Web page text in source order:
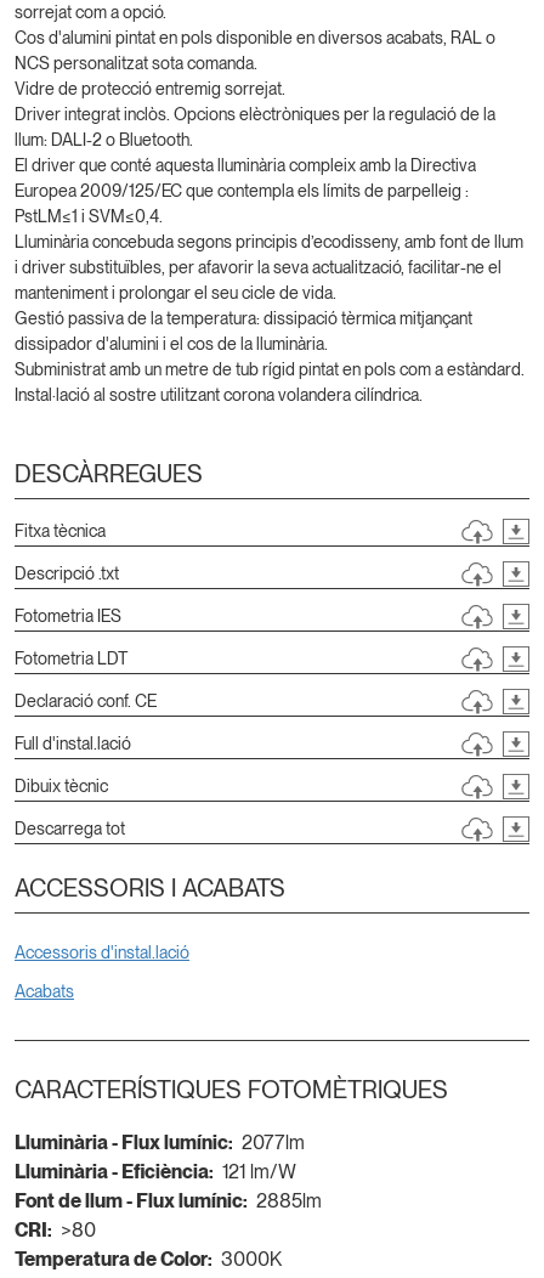
sorrejat com a opció.
Cos d'alumini pintat en pols disponible en diversos acabats, RAL o
NCS personalitzat sota comanda.
Vidre de protecció entremig sorrejat.
Driver integrat inclòs. Opcions elèctròniques per la regulació de la
llum: DALI-2 o Bluetooth.
El driver que conté aquesta lluminària compleix amb la Directiva
Europea 2009/125/EC que contempla els límits de parpelleig :
PstLM≤1 i SVM≤0,4.
Lluminària concebuda segons principis d’ecodisseny, amb font de llum
i driver substituïbles, per afavorir la seva actualització, facilitar-ne el
manteniment i prolongar el seu cicle de vida.
Gestió passiva de la temperatura: dissipació tèrmica mitjançant
dissipador d'alumini i el cos de la lluminària.
Subministrat amb un metre de tub rígid pintat en pols com a estàndard.
Instal·lació al sostre utilitzant corona volandera cilíndrica.
DESCÀRREGUES
Fitxa tècnica
Descripció .txt
Fotometria IES
Fotometria LDT
Declaració conf. CE
Full d'instal.lació
Dibuix tècnic
Descarrega tot
ACCESSORIS I ACABATS
Accessoris d'instal.lació
Acabats
CARACTERÍSTIQUES FOTOMÈTRIQUES
Lluminària - Flux lumínic: 2077lm
Lluminària - Eficiència: 121 lm/W
Font de llum - Flux lumínic: 2885lm
CRI: >80
Temperatura de Color: 3000K